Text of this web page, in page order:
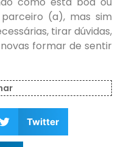
(a), mas sim
tirar dúvidas,
formar de sentir
Twitter